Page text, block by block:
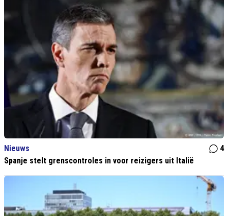
Nieuws
4
Spanje stelt grenscontroles in voor reizigers uit Italië